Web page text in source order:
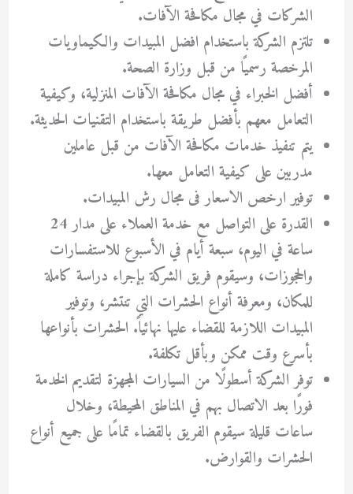
الشركات في مجال مكافحة الآفات.
تلتزم الشركة باستخدام افضل المبيدات والكيماويات
المرخصة رسميًا من قبل وزارة الصحة.
أفضل الخبراء في مجال مكافحة الآفات المنزلية، وكيفية
التعامل معهم بأفضل طريقة باستخدام التقنيات الحديثة.
يتم تنفيذ خدمات مكافحة الآفات من قبل عاملين
مدربين على كيفية التعامل معها.
توفير ارخص الاسعار فى مجال رش المبيدات.
القدرة على التواصل مع خدمة العملاء على مدار 24
ساعة في اليوم، سبعة أيام في الأسبوع للاستفسارات
والحجوزات، وسيقوم فريق الشركة بإجراء دراسة كاملة
للمكان، ومعرفة أنواع الحشرات التي تنتشر، وتوفير
المبيدات اللازمة للقضاء عليها نهائياً. الحشرات بأنواعها
بأسرع وقت ممكن وبأقل تكلفة.
توفر الشركة أسطولًا من السيارات المجهزة لتقديم الخدمة
فورًا بعد الاتصال بهم في المناطق المحيطة، وخلال
ساعات قليلة سيقوم الفريق بالقضاء تمامًا على جميع أنواع
الحشرات والقوارض.